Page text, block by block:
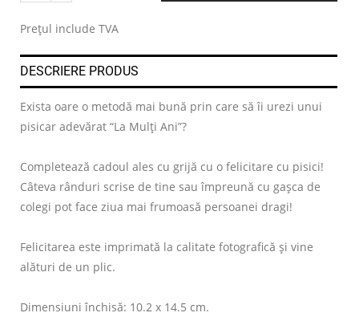
Prețul include TVA
DESCRIERE PRODUS
Exista oare o metodă mai bună prin care să îi urezi unui
pisicar adevărat “La Mulți Ani”?
Completează cadoul ales cu grijă cu o felicitare cu pisici!
Câteva rânduri scrise de tine sau împreună cu gașca de
colegi pot face ziua mai frumoasă persoanei dragi!
Felicitarea este imprimată la calitate fotografică și vine
alături de un plic.
Dimensiuni închisă: 10.2 x 14.5 cm.